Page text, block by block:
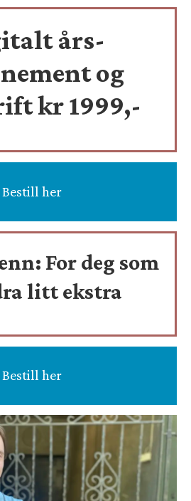
års-
og
kr 1999,-
Bestill her
For deg som
litt ekstra
Bestill her